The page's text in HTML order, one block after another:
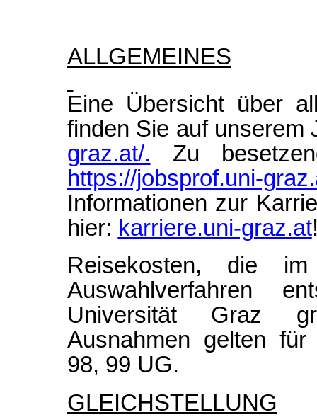
ALLGEMEINES
Eine Übersicht über
finden Sie auf
graz.at/. Zu
https://jobsprof.uni-
Informationen zur
hier: karriere.uni-graz.at
Reisekosten, die
Auswahlverfahren
Universität Graz
Ausnahmen gelten
98, 99 UG.
GLEICHSTELLUNG